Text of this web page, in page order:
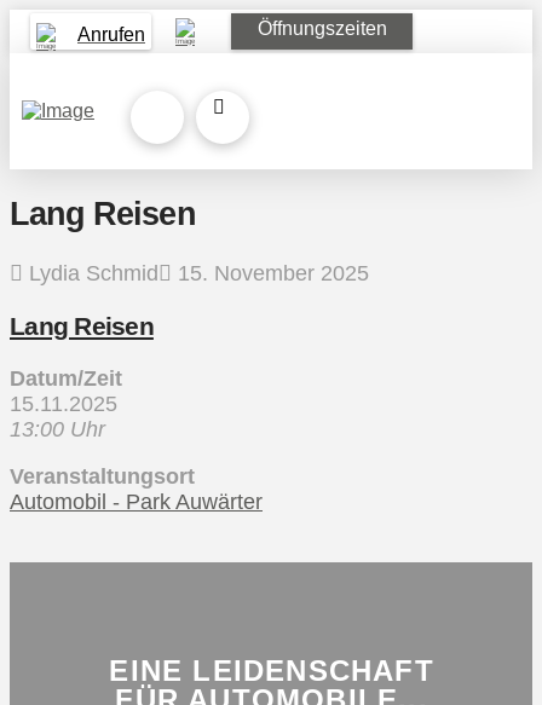
Anrufen Öffnungszeiten
Lang Reisen
Lydia Schmid 15. November 2025
Lang Reisen
Datum/Zeit
15.11.2025
13:00 Uhr
Veranstaltungsort
Automobil - Park Auwärter
EINE LEIDENSCHAFT